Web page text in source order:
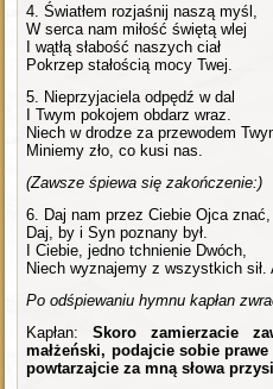
4. Światłem rozjaśnij naszą myśl,
W serca nam miłość świętą wlej
I wątłą słabość naszych ciał
Pokrzep stałością mocy Twej.
5. Nieprzyjaciela odpędź w dal
I Twym pokojem obdarz wraz.
Niech w drodze za przewodem
Miniemy zło, co kusi nas.
(Zawsze śpiewa się zakończenie:)
6. Daj nam przez Ciebie Ojca znać,
Daj, by i Syn poznany był.
I Ciebie, jedno tchnienie Dwóch,
Niech wyznajemy z wszystkich sił.
Po odśpiewaniu hymnu kapłan
Kapłan:Skoro zamierzacie
małżeński, podajcie sobie
powtarzajcie za mną słowa